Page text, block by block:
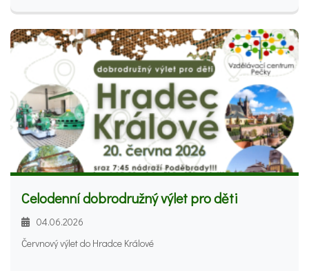
dospělá přátelství, pohodička, smysluplná zábava a společný
čas.
Rezervace míst nutná.
Celodenní dobrodružný výlet pro děti
04.06.2026
Červnový výlet do Hradce Králové